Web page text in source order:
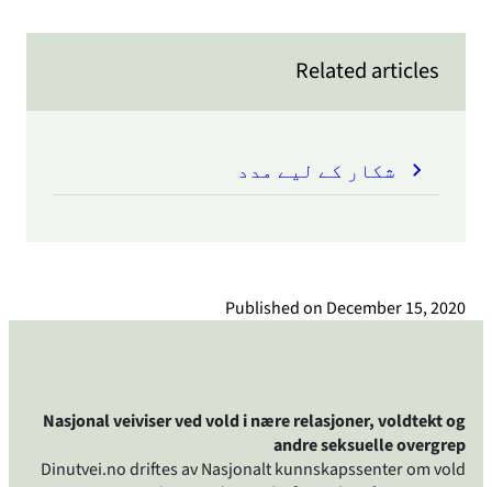
Related articles
شکار کے لیے مدد
Published on December 15, 2020
Nasjonal veiviser ved vold i nære relasjoner, voldtekt og
andre seksuelle overgrep
Dinutvei.no driftes av Nasjonalt kunnskapssenter om vold